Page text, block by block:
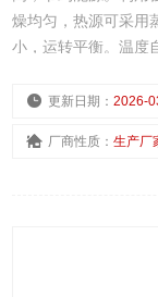
燥均匀，热源可采用
小，运转平衡。温度
更新日期：2026-
厂商性质：生产厂